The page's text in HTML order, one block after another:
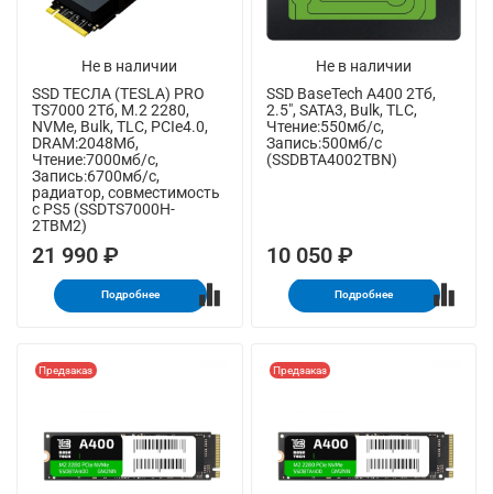
Не в наличии
SSD ТЕСЛА (TESLA) PRO
TS7000 2Тб, M.2 2280,
NVMe, Bulk, TLC, PCIe4.0,
DRAM:2048Мб,
Чтение:7000мб/с,
Запись:6700мб/с,
радиатор, совместимость
с PS5 (SSDTS7000H-
2TBM2)
21 990 ₽
Подробнее
Не в наличии
SSD BaseTech A400 2Тб,
2.5", SATA3, Bulk, TLC,
Чтение:550мб/с,
Запись:500мб/с
(SSDBTA4002TBN)
10 050 ₽
Подробнее
Предзаказ Предзаказ